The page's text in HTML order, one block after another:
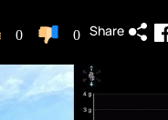
0 0 Share